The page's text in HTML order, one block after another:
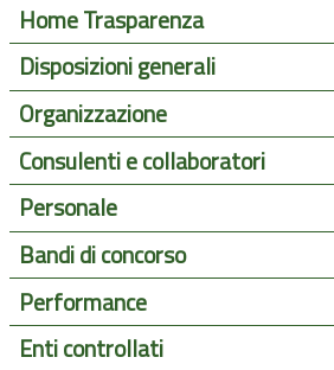
Home Trasparenza
Disposizioni generali
Organizzazione
Consulenti e collaboratori
Personale
Bandi di concorso
Performance
Enti controllati